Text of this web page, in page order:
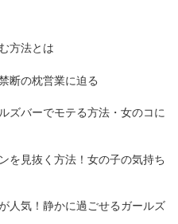
方法とは
断の枕営業に迫る
ズバーでモテる方法・女のコに
を見抜く方法！女の子の気持ち
人気！静かに過ごせるガールズ